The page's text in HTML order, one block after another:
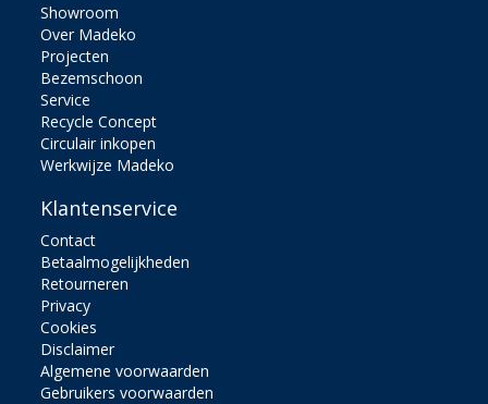
Showroom
Over Madeko
Projecten
Bezemschoon
Service
Recycle Concept
Circulair inkopen
Werkwijze Madeko
Klantenservice
Contact
Betaalmogelijkheden
Retourneren
Privacy
Cookies
Disclaimer
Algemene voorwaarden
Gebruikers voorwaarden